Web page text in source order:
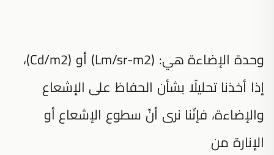
وحدة الإضاءة هي: (Lm/sr-m2) أو (Cd/m2)،
إذا أخذنا تحليلًا بشأن الحفاظ على الإشعاع
والإضاءة، فإنّنا نرى أنّ سطوع الإشعاع أو
الإنارة من